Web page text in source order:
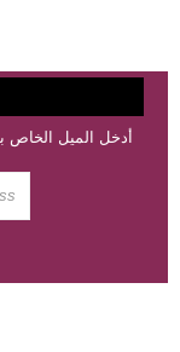
أدخل الميل الخاص